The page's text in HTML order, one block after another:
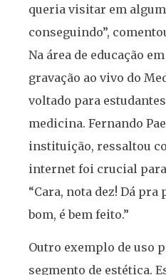
queria visitar em
conseguindo”,
Na área de educação
gravação ao vivo do
voltado para
medicina. Fernando
instituição, ressaltou
internet foi crucial
“Cara, nota dez! Dá
bom, é bem feito.”
Outro exemplo de uso
segmento de estética.